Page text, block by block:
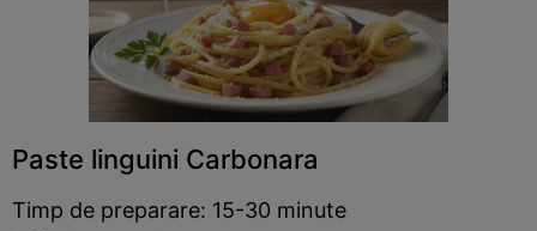
Paste linguini Carbonara
Timp de preparare: 15-30 minute